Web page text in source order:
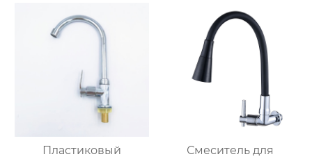
Пластиковый
Смеситель для